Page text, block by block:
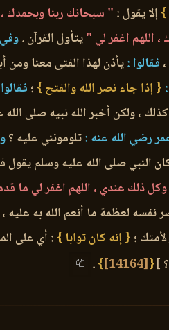
}إلا يقول : " سبحانك ربنا وبحمدك
اللهم اغفر لي "يتأول القرآن .
فقالوا :يأذن لهذا الفتى معنا ومن
{ إذا جاء نصر الله والفتح } ؛
، ولكن أخبر الله نبيه صلى
رضي الله عنه :تلومونني عليه ؟
النبي صلى الله عليه وسلم يقول
ذلك عندي ، اللهم اغفر لي ما
لعظمة ما أنعم الله به عليه
؛ { إنه كان توابا }: أي على
]
{
[14164]
}
.